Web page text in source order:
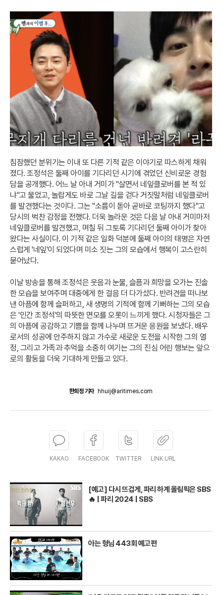
침잠했던 분위기는 이내 또 다른 기적 같은 이야기로 따스하게 채워
졌다. 조정석은 둘째 아이를 기다리던 시기에 겪었던 신비로운 경험
담을 공개했다. 어느 날 아내 거미가 "살면서 네잎클로버를 본 적 있
냐"고 물었고, 놀랍게도 바로 그날 길을 걷다 거짓말처럼 네잎클로버
를 발견했다는 것이다. 그는 "소름이 돋아 곧바로 코팅까지 했다"고
당시의 벅찬 감정을 전했다. 더욱 놀라운 것은 다음 날 아내 거미마저
네잎클로버를 발견했고, 며칠 뒤 그토록 기다리던 둘째 아이가 찾아
왔다는 사실이다. 이 기적 같은 일화 덕분에 둘째 아이의 태명은 자연
스럽게 '네잎'이 되었다며 미소 짓는 그의 모습에서 행복이 고스란히
묻어났다.
이날 방송을 통해 조정석은 웃음과 눈물, 슬픔과 희망을 오가는 진솔
한 모습을 보여주며 대중에게 한 걸음 더 다가섰다. 반려견을 떠나보
낸 아픔에 함께 슬퍼하고, 새 생명의 기적에 함께 기뻐하는 그의 모습
은 '인간 조정석'의 따뜻한 면모를 오롯이 느끼게 했다. 시청자들은 그
의 아픔에 공감하고 기쁨을 함께 나누며 뜨거운 응원을 보냈다. 배우
로서의 성공에 안주하지 않고 가수로 새로운 도전을 시작한 그의 열
정, 그리고 가족과 추억을 소중히 여기는 그의 진심 어린 행보는 앞으
로의 활동을 더욱 기대하게 만들고 있다.
한희정 기자 hhuij@aritimes.com
KAKAO FACEBOOK TWITTER LINK URL
[예고] 다시 뜨겁게, 파리 하계 올림픽은 SBS
🔥 | 파리 2024 | SBS
아는 형님 443회 예고편